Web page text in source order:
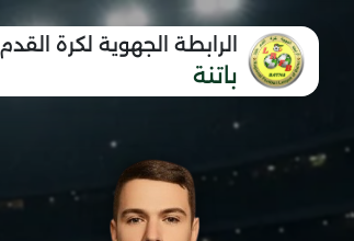
الرابطة الجهوية لكرة القدم
باتنة